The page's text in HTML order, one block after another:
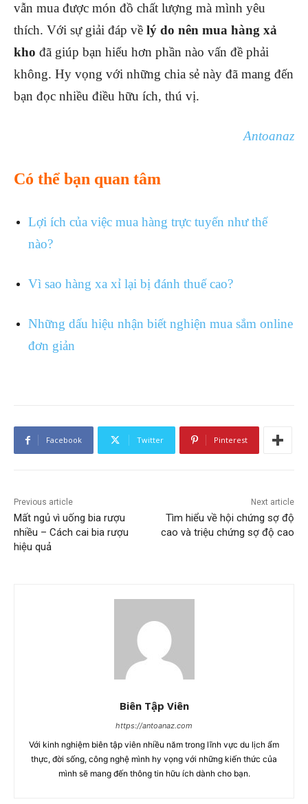
vẫn mua được món đồ chất lượng mà mình yêu
thích. Với sự giải đáp về lý do nên mua hàng xả
kho đã giúp bạn hiểu hơn phần nào vấn đề phải
không. Hy vọng với những chia sẻ này đã mang đến
bạn đọc nhiều điều hữu ích, thú vị.
Antoanaz
Có thể bạn quan tâm
Lợi ích của việc mua hàng trực tuyến như thế
nào?
Vì sao hàng xa xỉ lại bị đánh thuế cao?
Những dấu hiệu nhận biết nghiện mua sắm online
đơn giản
Facebook Twitter Pinterest
Previous article
Mất ngủ vì uống bia rượu
nhiều – Cách cai bia rượu
hiệu quả
Next article
Tìm hiểu về hội chứng sợ độ
cao và triệu chứng sợ độ cao
Biên Tập Viên
https://antoanaz.com
Với kinh nghiệm biên tập viên nhiều năm trong lĩnh vực du lịch ẩm
thực, đời sống, công nghệ mình hy vọng với những kiến thức của
mình sẽ mang đến thông tin hữu ích dành cho bạn.